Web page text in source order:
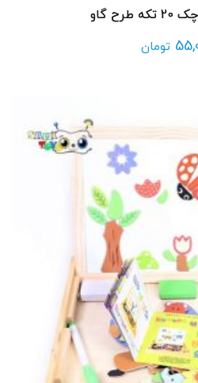
گاو
تومان